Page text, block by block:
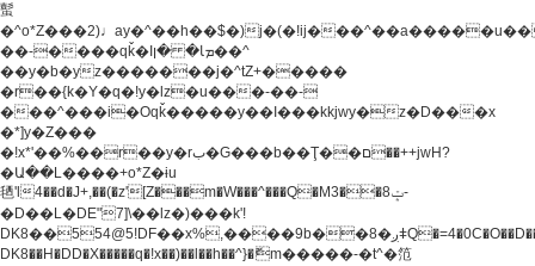
蟚
�^o*Z���2)♩ay�^��h��$�)j�(�!ij�
��-����qǩ�Iܡا� �ן��^
��y�b�yz�������j�^tZ+�����
�r��{k�Y�q�!y�lz�u���-��-
���^���i�Oqǩ�����y��I���kkjwy�z�D���x
�*]y�Z���
�!x*'��%��r��y�rب�G���b��Ţ��ם��++jwH?
�Ա��L����+o*Z�ɨu
毢'l4��d�J+,��(�z'[Z���m�W���^���Q�M3��8ݓ-
�D��L�DE"7]\��lz�)���k'!
DK8��554@5!DF��x%,����9b��8�ږǂQ�=4�0C�O��D��L#�4@�L�9D�
DK8��H�DD�X�����q�!x��)��l��h��^}�ޮm�����-�t^�笵